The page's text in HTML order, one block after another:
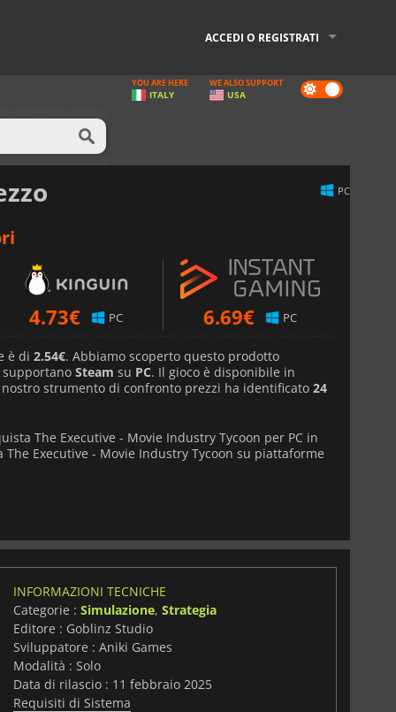
ACCEDI O REGISTRATI
Dark
mode
YOU ARE HERE
ITALY
WE ALSO SUPPORT
USA
PC
4.73€ PC 6.69€ PC
è di 2.54€. Abbiamo scoperto questo prodotto
Steam su PC. Il gioco è disponibile in
strumento di confronto prezzi ha identificato 24
The Executive - Movie Industry Tycoon per PC in
Executive - Movie Industry Tycoon su piattaforme
INFORMAZIONI TECNICHE
Categorie : Simulazione, Strategia
Editore : Goblinz Studio
Sviluppatore : Aniki Games
Modalità : Solo
Data di rilascio : 11 febbraio 2025
Requisiti di Sistema